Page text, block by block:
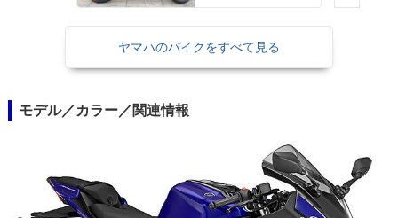
ヤマハのバイクをすべて見る
モデル／カラー／関連情報